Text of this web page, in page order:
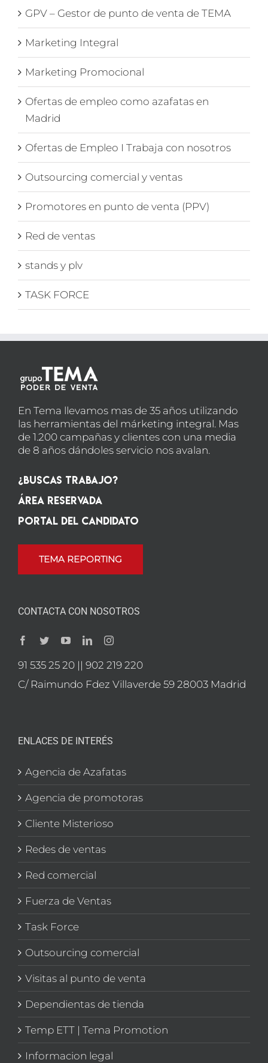
GPV – Gestor de punto de venta de TEMA
Marketing Integral
Marketing Promocional
Ofertas de empleo como azafatas en
Madrid
Ofertas de Empleo I Trabaja con nosotros
Outsourcing comercial y ventas
Promotores en punto de venta (PPV)
Red de ventas
stands y plv
TASK FORCE
En Tema llevamos mas de 35 años utilizando
las herramientas del márketing integral. Mas
de 1.200 campañas y clientes con una media
de 8 años dándoles servicio nos avalan.
¿Buscas Trabajo?
Área Reservada
Portal del candidato
TEMA REPORTING
CONTACTA CON NOSOTROS
91 535 25 20 || 902 219 220
C/ Raimundo Fdez Villaverde 59 28003 Madrid
ENLACES DE INTERÉS
Agencia de Azafatas
Agencia de promotoras
Cliente Misterioso
Redes de ventas
Red comercial
Fuerza de Ventas
Task Force
Outsourcing comercial
Visitas al punto de venta
Dependientas de tienda
Temp ETT | Tema Promotion
Informacion legal